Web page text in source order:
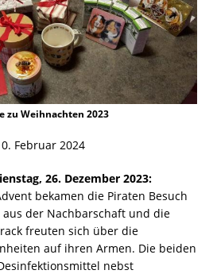
zu Weihnachten 2023
Februar 2024
26. Dezember 2023:
bekamen die Piraten Besuch
der Nachbarschaft und die
freuten sich über die
auf ihren Armen. Die beiden
nebst